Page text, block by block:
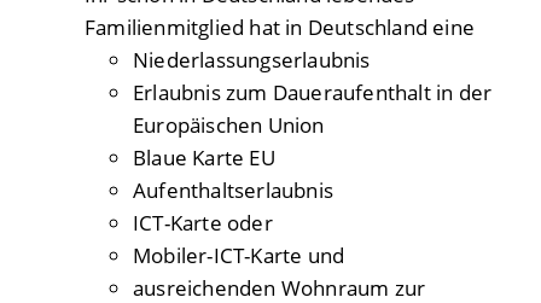
Familienmitglied hat in Deutschland eine
Niederlassungserlaubnis
Erlaubnis zum Daueraufenthalt in der
Europäischen Union
Blaue Karte EU
Aufenthaltserlaubnis
ICT-Karte oder
Mobiler-ICT-Karte und
ausreichenden Wohnraum zur